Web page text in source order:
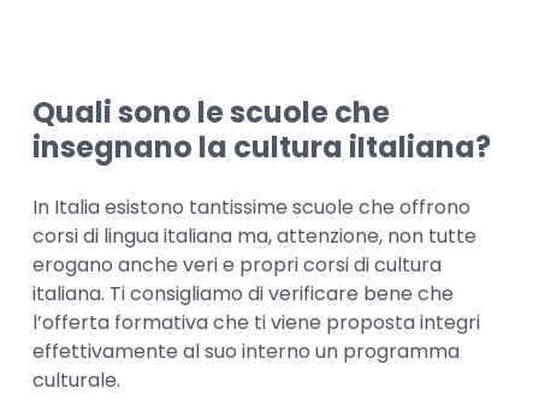
Quali sono le scuole che
insegnano la cultura iItaliana?
In Italia esistono tantissime scuole che offrono
corsi di lingua italiana ma, attenzione, non tutte
erogano anche veri e propri corsi di cultura
italiana. Ti consigliamo di verificare bene che
l’offerta formativa che ti viene proposta integri
effettivamente al suo interno un programma
culturale.